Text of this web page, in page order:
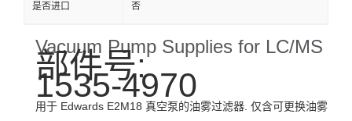
是否进口 否
Vacuum Pump Supplies for LC/MS
部件号:
1535-4970
用于 Edwards E2M18 真空泵的油雾过滤器. 仅含可更换油雾